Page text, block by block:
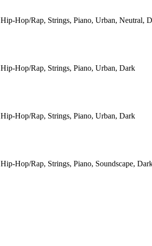
Hip-Hop/Rap, Strings, Piano, Urban, Neutral,
Hip-Hop/Rap, Strings, Piano, Urban, Dark
Hip-Hop/Rap, Strings, Piano, Urban, Dark
Hip-Hop/Rap, Strings, Piano, Soundscape,